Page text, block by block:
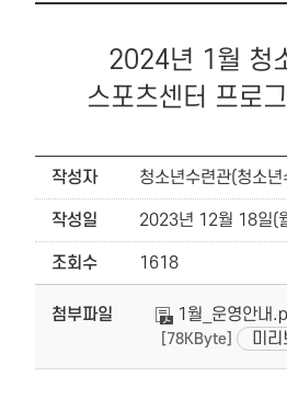
2024년 1월 청
스포츠센터 프로
작성자 청소년수련관(청소년
작성일 2023년 12월 18일(
조회수 1618
첨부파일 1월_운영안내
[78KByte] 미리